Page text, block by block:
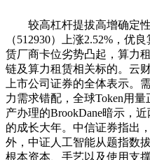
较高杠杆提拔高增确定性
（512930）上涨2.52%，优
赁厂商卡位劣势凸起，算力
链及算力租赁相关标的。云
上市公司证券的全体表示。
力需求错配，全球Token用
产办理的BrookDane暗示，
的成长大年。中信证券指出
外，中证人工智能从题指数
根本资本、手艺以及使用支